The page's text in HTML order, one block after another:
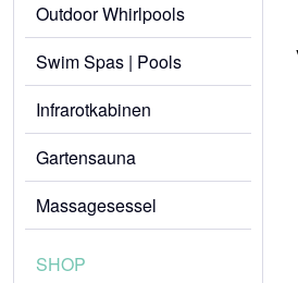
Outdoor Whirlpools
Swim Spas | Pools
Infrarotkabinen
Gartensauna
Massagesessel
SHOP